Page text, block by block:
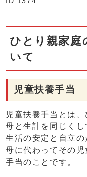
ひとり親家庭
いて
児童扶養手当
児童扶養手当とは
母と生計を同じく
生活の安定と自立
母に代わってその
手当のことです。